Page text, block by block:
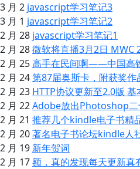
3 月 2 javascript学习笔记3
3 月 1 javascript学习笔记2
2 月 28 javascript学习笔记1
2 月 28微软将直播3月2日 MWC
2 月 25高手在民间啊——中国高
2 月 24第87届奥斯卡，附获奖作
2 月 23 HTTP协议更新至2.0版
2 月 22Adobe放出Photoshop二
2 月 21 推荐几个kindle电子书精
2 月 20著名电子书论坛kindle人
2 月 19 新年贺词
2 月 17额，真的发现每天更新真